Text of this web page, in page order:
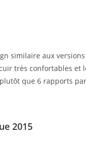
similaire aux
très confortables et
que 6 rapports
2015